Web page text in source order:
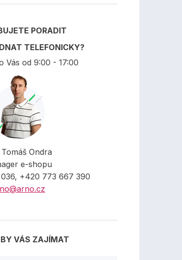
PORADIT
TELEFONICKY?
Vás od 9:00 - 17:00
Ondra
e-shopu
+420 773 667 390
VÁS ZAJÍMAT